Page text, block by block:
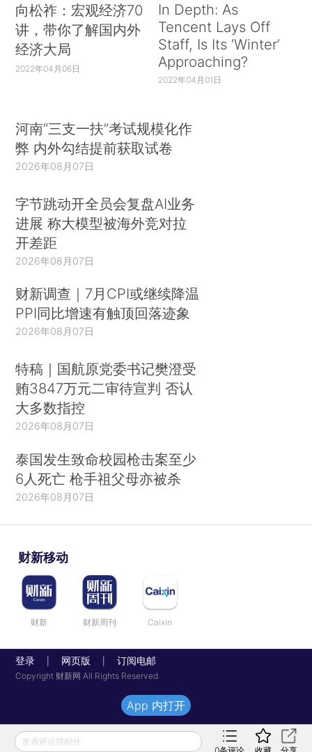
向松祚：宏观经济70
讲，带你了解国内外
经济大局
2022年04月06日
In Depth: As
Tencent Lays Off
Staff, Is Its ‘Winter’
Approaching?
2022年04月01日
河南“三支一扶”考试规模化作
弊 内外勾结提前获取试卷
2026年08月07日
字节跳动开全员会复盘AI业务
进展 称大模型被海外竞对拉
开差距
2026年08月07日
财新调查｜7月CPI或继续降温
PPI同比增速有触顶回落迹象
2026年08月07日
特稿｜国航原党委书记樊澄受
贿3847万元二审待宣判 否认
大多数指控
2026年08月07日
泰国发生致命校园枪击案至少
6人死亡 枪手祖父母亦被杀
2026年08月07日
财新移动
财新 财新周刊 Caixin
登录 网页版 订阅电邮
Copyright 财新网 All Rights Reserved
发表评论得积分
0条评论 收藏 分享
App 内打开